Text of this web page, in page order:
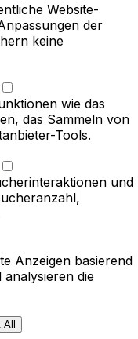
Website-
der
keine
wie das
das Sammeln von
Tools.
und
Anzeigen basierend
die